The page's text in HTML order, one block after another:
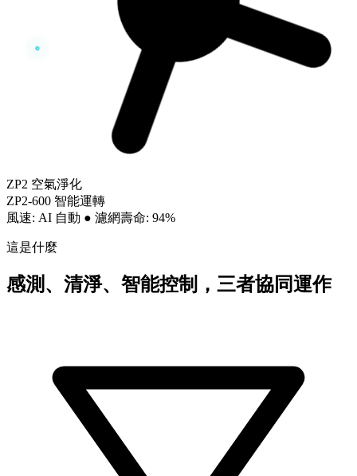
ZP2 空氣淨化
ZP2-600 智能運轉
風速: AI 自動 ● 濾網壽命: 94%
這是什麼
感測、清淨、智能控制，三者協同運作